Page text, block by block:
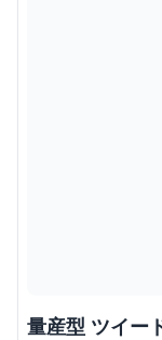
量産型 ツイー